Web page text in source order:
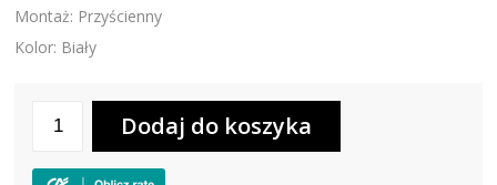
Montaż: Przyścienny
Kolor: Biały